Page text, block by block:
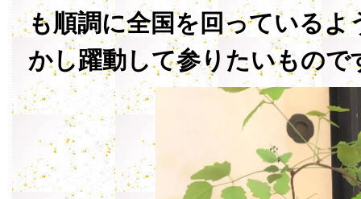
も順調に全国を回っているよ
かし躍動して参りたいもので